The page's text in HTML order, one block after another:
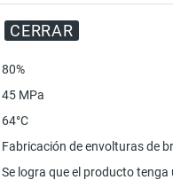
CERRAR
1.36 g/cm3
0.08%
80%
45 MPa
64°C
Fabricación de envolturas de
Se logra que el producto